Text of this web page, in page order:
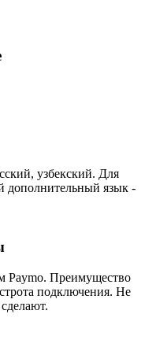
узбекский. Для
дополнительный язык -
Paymo. Преимущество
подключения. Не